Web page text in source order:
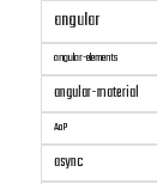
angular
angular-elements
angular-material
AoP
async